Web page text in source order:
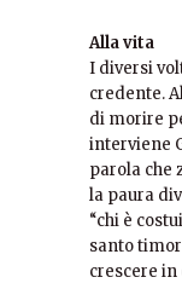
Alla vita
I diversi
credente.
di morire
interviene
parola che
la paura
“chi è
santo
crescere